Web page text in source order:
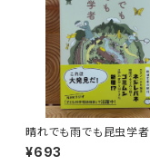
晴れでも雨でも昆虫学者
¥693